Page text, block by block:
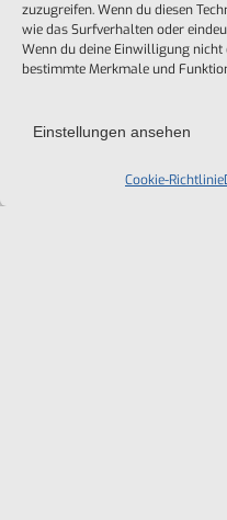
zuzugreifen. Wenn du diesen
wie das Surfverhalten oder
Wenn du deine Einwilligung
bestimmte Merkmale und
Einstellungen ansehen
Cookie-Richtlinie
Grundlage für
Entscheidungen.
Warum